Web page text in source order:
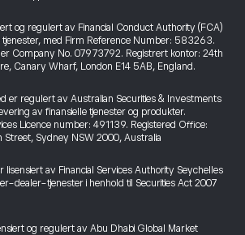
og regulert av Financial Conduct Authority (FCA)
med Firm Reference Number: 583263.
Company No. 07973792. Registrert kontor: 24th
Canary Wharf, London E14 5AB, England.
er regulert av Australian Securities & Investments
av finansielle tjenester og produkter.
Licence number: 491139. Registered Office:
Street, Sydney NSW 2000, Australia
lisensiert av Financial Services Authority Seychelles
dealer-tjenester i henhold til Securities Act 2007
og regulert av Abu Dhabi Global Market